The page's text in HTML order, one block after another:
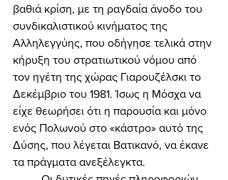
βαθιά κρίση, με τη ραγδαία άνοδο του
συνδικαλιστικού κινήματος της
Αλληλεγγύης, που οδήγησε τελικά στην
κήρυξη του στρατιωτικού νόμου από
τον ηγέτη της χώρας Γιαρουζέλσκι το
Δεκέμβριο του 1981. Ίσως η Μόσχα να
είχε θεωρήσει ότι η παρουσία και μόνο
ενός Πολωνού στο «κάστρο» αυτό της
Δύσης, που λέγεται Βατικανό, να έκανε
τα πράγματα ανεξέλεγκτα.